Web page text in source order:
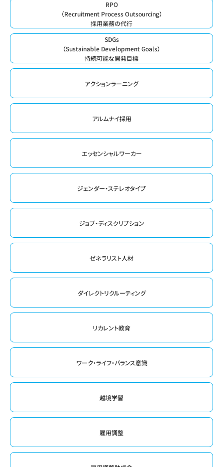
RPO
（Recruitment Process Outsourcing）
採用業務の代行
SDGs
（Sustainable Development Goals）
持続可能な開発目標
アクションラーニング
アルムナイ採用
エッセンシャルワーカー
ジェンダー・ステレオタイプ
ジョブ・ディスクリプション
ゼネラリスト人材
ダイレクトリクルーティング
リカレント教育
ワーク・ライフ・バランス意識
越境学習
雇用調整